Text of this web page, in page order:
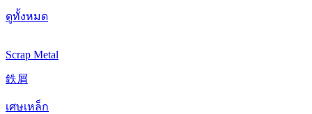
ดูทั้งหมด
Scrap Metal
鉄屑
เศษเหล็ก